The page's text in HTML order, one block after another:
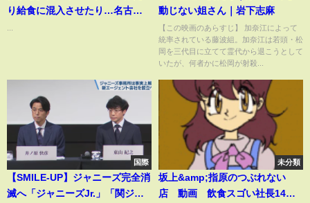
り給食に混入させたり…名古屋
動じない姐さん｜岩下志麻
【この映画のあらすじ】 加奈江によって
統率されている藤波組。加奈江は若頭・松
岡を三代目に立てて霊代から退こうとして
いたが、何者かに松岡が射殺...
国際
【SMILE-UP】ジャニーズ完全消
滅へ「ジャニーズJr.」「関ジャ
未分類
坂上&amp;指原のつぶれない
店 動画 飲食スゴい社長14名